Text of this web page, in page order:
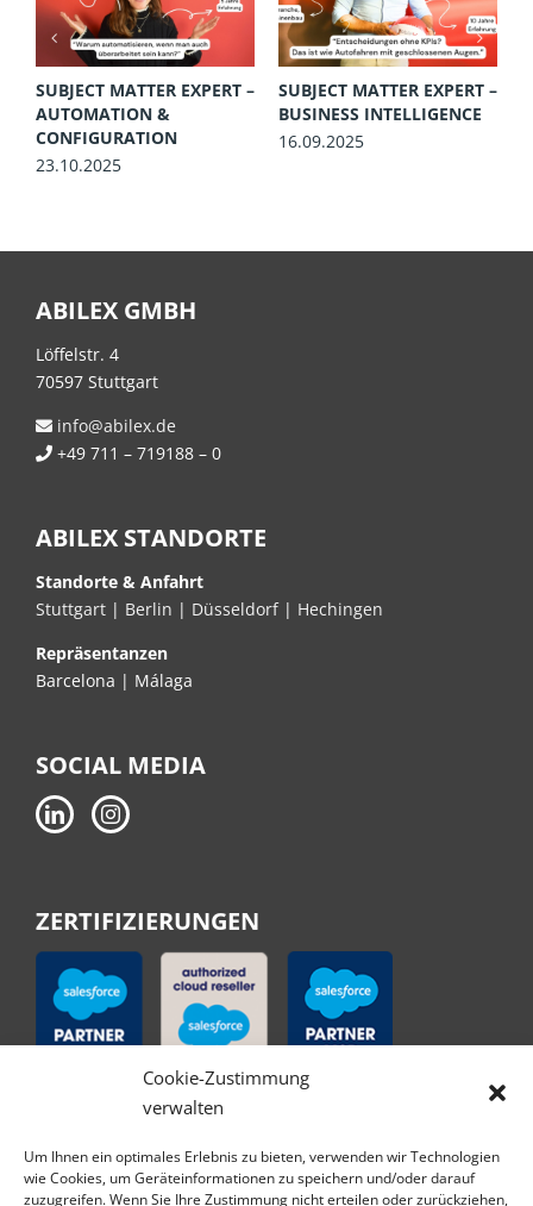
Cookie-Zustimmung
verwalten
Um Ihnen ein optimales Erlebnis zu bieten, verwenden wir Technologien
wie Cookies, um Geräteinformationen zu speichern und/oder darauf
zuzugreifen. Wenn Sie Ihre Zustimmung nicht erteilen oder zurückziehen,
SUBJECT MATTER EXPERT –
AUTOMATION &
CONFIGURATION
23.10.2025
SUBJECT MATTER EXPERT –
BUSINESS INTELLIGENCE
16.09.2025
ABILEX GMBH
Löffelstr. 4
70597 Stuttgart
info@abilex.de
+49 711 – 719188 – 0
ABILEX STANDORTE
Standorte & Anfahrt
Stuttgart | Berlin | Düsseldorf | Hechingen
Repräsentanzen
Barcelona | Málaga
SOCIAL MEDIA
ZERTIFIZIERUNGEN